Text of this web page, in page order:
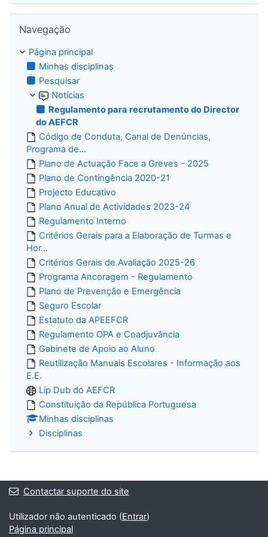
Navegação
Página principal
Minhas disciplinas
Pesquisar
Notícias
Regulamento para recrutamento do Director
do AEFCR
Código de Conduta, Canal de Denúncias,
Programa de...
Plano de Actuação Face a Greves - 2025
Plano de Contingência 2020-21
Projecto Educativo
Plano Anual de Actividades 2023-24
Regulamento Interno
Critérios Gerais para a Elaboração de Turmas e
Hor...
Critérios Gerais de Avaliação 2025-26
Programa Ancoragem - Regulamento
Plano de Prevenção e Emergência
Seguro Escolar
Estatuto da APEEFCR
Regulamento OPA e Coadjuvância
Gabinete de Apoio ao Aluno
Reutilização Manuais Escolares - Informação aos
E.E.
Lip Dub do AEFCR
Constituição da República Portuguesa
Minhas disciplinas
Disciplinas
Contactar suporte do site
Utilizador não autenticado (Entrar)
Página principal